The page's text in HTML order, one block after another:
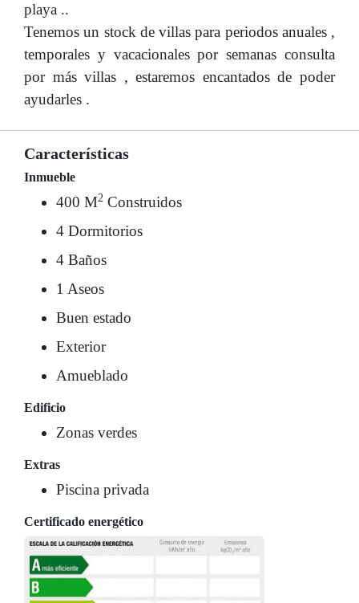
playa ..
Tenemos un stock de villas para periodos anuales ,
temporales y vacacionales por semanas consulta
por más villas , estaremos encantados de poder
ayudarles .
Características
Inmueble
400 M2 Construidos
4 Dormitorios
4 Baños
1 Aseos
Buen estado
Exterior
Amueblado
Edificio
Zonas verdes
Extras
Piscina privada
Certificado energético